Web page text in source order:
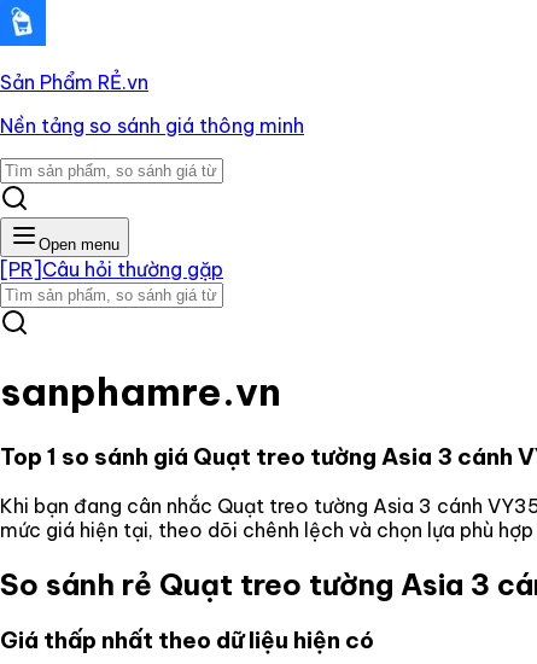
Sản Phẩm RẺ.vn
Nền tảng so sánh giá thông minh
Open menu
[PR] Câu hỏi thường gặp
sanphamre.vn
Top 1 so sánh giá Quạt treo tường Asia 3 cánh
Khi bạn đang cân nhắc Quạt treo tường Asia 3 cánh
mức giá hiện tại, theo dõi chênh lệch và chọn lựa phù
So sánh rẻ Quạt treo tường Asia 3
Giá thấp nhất theo dữ liệu hiện có